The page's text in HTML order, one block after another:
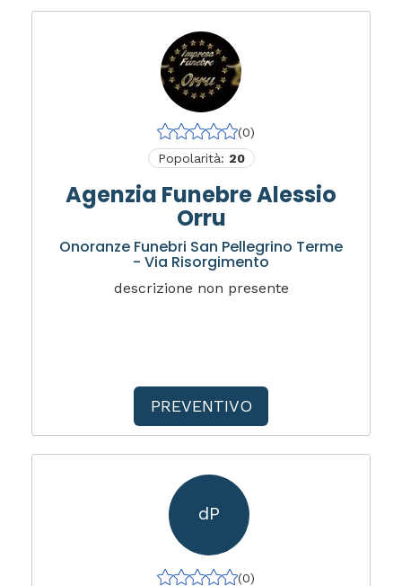
(0)
Popolarità: 20
Agenzia Funebre Alessio
Orru
Onoranze Funebri San Pellegrino Terme
- Via Risorgimento
descrizione non presente
PREVENTIVO
dP
(0)